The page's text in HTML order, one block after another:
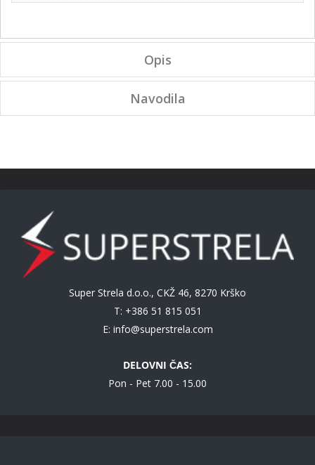
Opis
Navodila
Super Strela d.o.o., CKŽ 46, 8270 Krško
T: +386 51 815 051
E: info@superstrela.com
DELOVNI ČAS:
Pon - Pet 7.00 - 15.00